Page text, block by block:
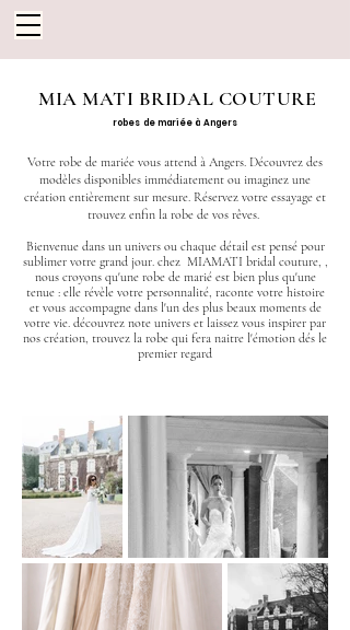
MIA MATI BRIDAL COUTURE
robes de mariée à Angers
Votre robe de mariée vous attend à Angers. Découvrez des
modèles disponibles immédiatement ou imaginez une
création entièrement sur mesure. Réservez votre essayage et
trouvez enfin la robe de vos rêves.
Bienvenue dans un univers ou chaque détail est pensé pour
sublimer votre grand jour. chez MIAMATI bridal couture, ,
nous croyons qu'une robe de marié est bien plus qu'une
tenue : elle révèle votre personnalité, raconte votre histoire
et vous accompagne dans l'un des plus beaux moments de
votre vie. découvrez note univers et laissez vous inspirer par
nos création, trouvez la robe qui fera naitre l'émotion dés le
premier regard